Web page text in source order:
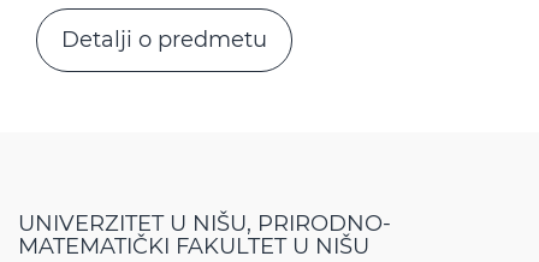
Detalji o predmetu
UNIVERZITET U NIŠU, PRIRODNO-
MATEMATIČKI FAKULTET U NIŠU